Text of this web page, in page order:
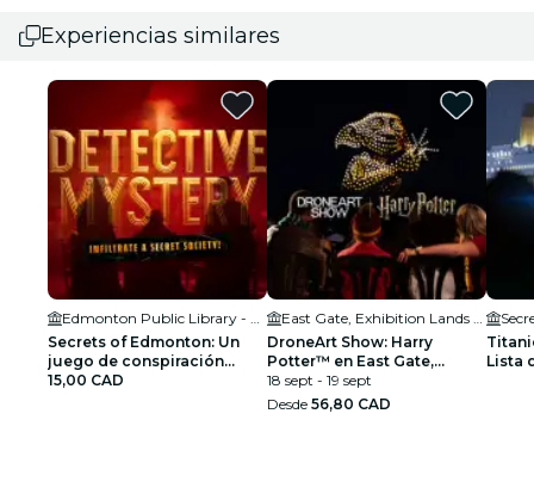
Experiencias similares
Secrets of Edmonton: Un
juego de conspiración
detectivesca
15,00 CAD
DroneArt Show: Harry
Potter™ en East Gate,
Exhibition Lands Racetrack
18 sept - 19 sept
Desde 56,80 CAD
Lista